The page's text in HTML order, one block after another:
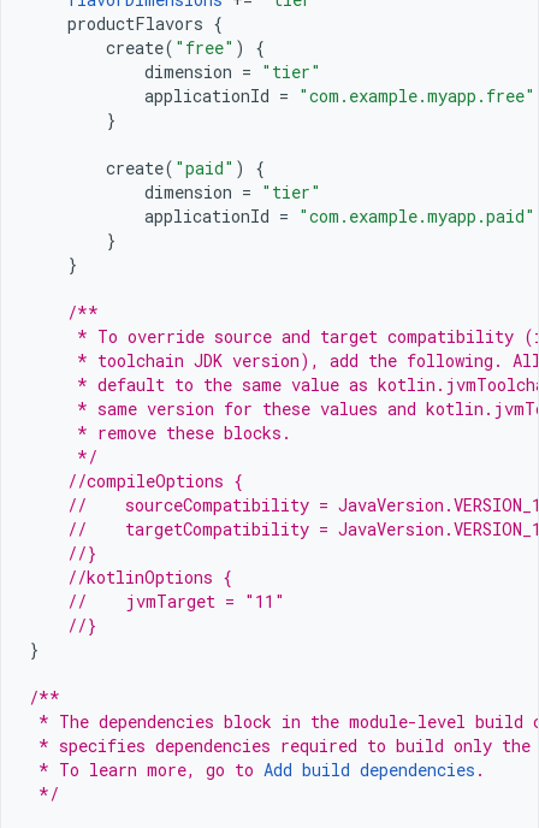
productFlavors {
create( "free" )
{
dimension = "tier"
applicationId = "com.example.myapp.free"
}
create( "paid" )
{
dimension = "tier"
applicationId = "com.example.myapp.paid"
}
}
/**
* To override source and target compatibility
* toolchain JDK version), add the following.
* default to the same value as
* same version for these values and
     * remove these blocks.
     */
//compileOptions {
//    sourceCompatibility =
//    targetCompatibility =
//}
//kotlinOptions {
//    jvmTarget = "11"
//}
}
/**
* The dependencies block in the module-level
* specifies dependencies required to build only
* To learn more, go to Add build dependencies .
*/